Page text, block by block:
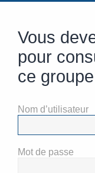
Vous
pour
ce
Nom d’utilisateur
Mot de passe